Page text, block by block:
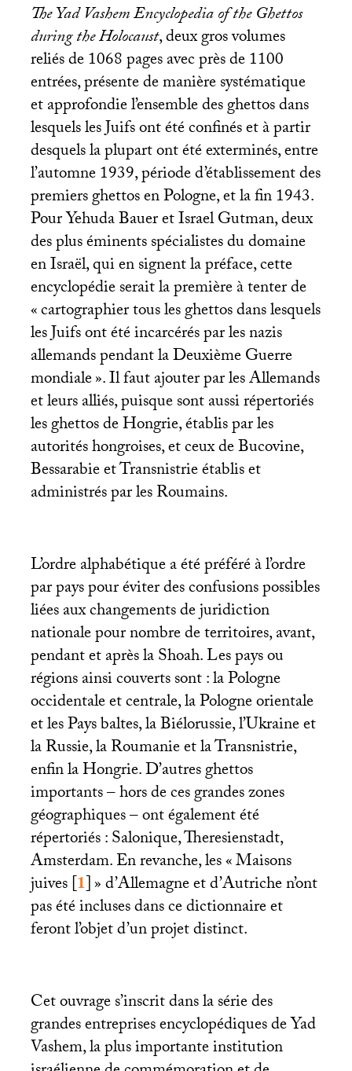
The Yad Vashem Encyclopedia of the Ghettos
during the Holocaust, deux gros volumes
reliés de 1068 pages avec près de 1100
entrées, présente de manière systématique
et approfondie l’ensemble des ghettos dans
lesquels les Juifs ont été confinés et à partir
desquels la plupart ont été exterminés, entre
l’automne 1939, période d’établissement des
premiers ghettos en Pologne, et la fin 1943.
Pour Yehuda Bauer et Israel Gutman, deux
des plus éminents spécialistes du domaine
en Israël, qui en signent la préface, cette
encyclopédie serait la première à tenter de
«cartographier tous les ghettos dans lesquels
les Juifs ont été incarcérés par les nazis
allemands pendant la Deuxième Guerre
mondiale». Il faut ajouter par les Allemands
et leurs alliés, puisque sont aussi répertoriés
les ghettos de Hongrie, établis par les
autorités hongroises, et ceux de Bucovine,
Bessarabie et Transnistrie établis et
administrés par les Roumains.
L’ordre alphabétique a été préféré à l’ordre
par pays pour éviter des confusions possibles
liées aux changements de juridiction
nationale pour nombre de territoires, avant,
pendant et après la Shoah. Les pays ou
régions ainsi couverts sont : la Pologne
occidentale et centrale, la Pologne orientale
et les Pays baltes, la Biélorussie, l’Ukraine et
la Russie, la Roumanie et la Transnistrie,
enfin la Hongrie. D’autres ghettos
importants – hors de ces grandes zones
géographiques – ont également été
répertoriés : Salonique, Theresienstadt,
Amsterdam. En revanche, les «Maisons
juives[1]» d’Allemagne et d’Autriche n’ont
pas été incluses dans ce dictionnaire et
feront l’objet d’un projet distinct.
Cet ouvrage s’inscrit dans la série des
grandes entreprises encyclopédiques de Yad
Vashem, la plus importante institution